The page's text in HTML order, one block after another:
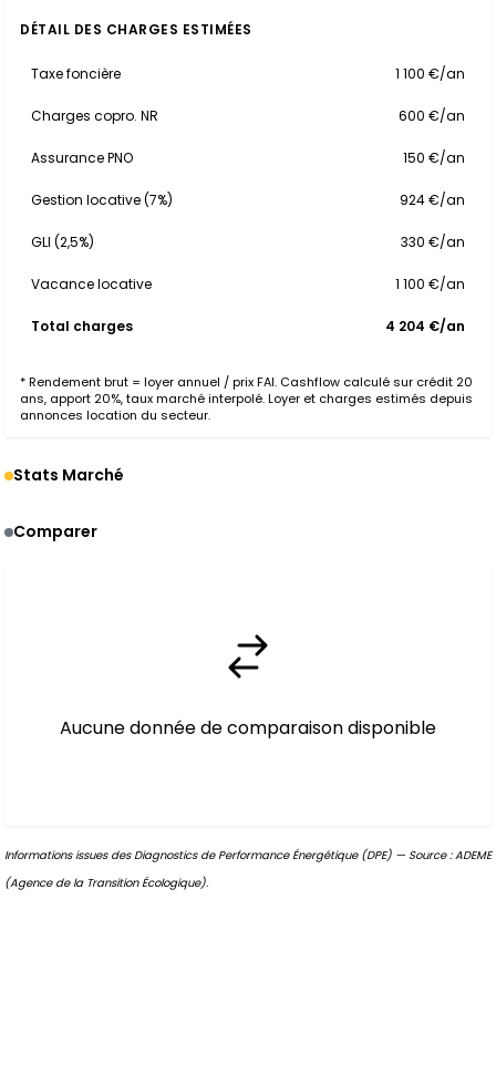
DÉTAIL DES CHARGES ESTIMÉES
Taxe foncière 1 100 €/an
Charges copro. NR 600 €/an
Assurance PNO 150 €/an
Gestion locative (7%) 924 €/an
GLI (2,5%) 330 €/an
Vacance locative 1 100 €/an
Total charges 4 204 €/an
* Rendement brut = loyer annuel / prix FAI. Cashflow calculé sur crédit 20
ans, apport 20%, taux marché interpolé. Loyer et charges estimés depuis
annonces location du secteur.
Stats Marché
Comparer
Aucune donnée de comparaison disponible
Informations issues des Diagnostics de Performance Énergétique (DPE) — Source : ADEME
(Agence de la Transition Écologique).